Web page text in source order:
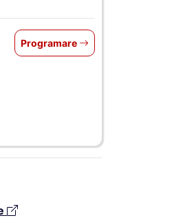
Programare